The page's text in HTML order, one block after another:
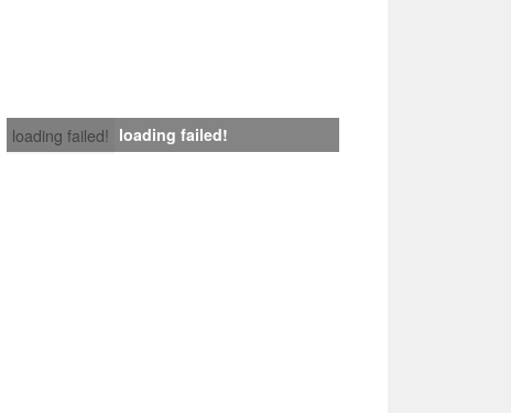
loading failed! loading failed!